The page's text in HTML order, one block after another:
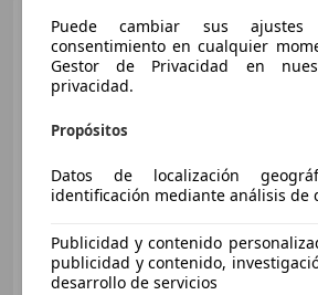
AMGS
12/2022 65.000 km Gasolina
Puede cambiar sus
consentimiento en cualquier
Gestor de Privacidad en
privacidad.
Propósitos
Datos de localización
identificación mediante análisis de
Publicidad y contenido
publicidad y contenido,
desarrollo de servicios